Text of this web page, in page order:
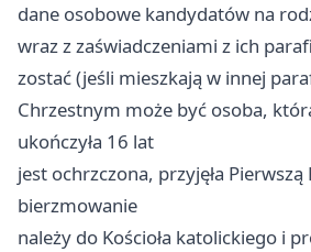
dane osobowe kandydatów na
wraz z zaświadczeniami z ich
zostać (jeśli mieszkają w innej
Chrzestnym może być osoba,
ukończyła 16 lat
jest ochrzczona, przyjęła
bierzmowanie
należy do Kościoła katolickiego i